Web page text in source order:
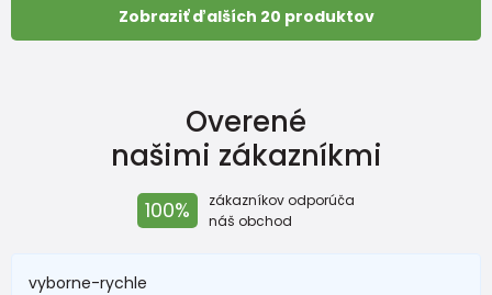
Zobraziť ďalších 20 produktov
Overené
našimi zákazníkmi
100%
zákazníkov odporúča
náš obchod
vyborne-rychle